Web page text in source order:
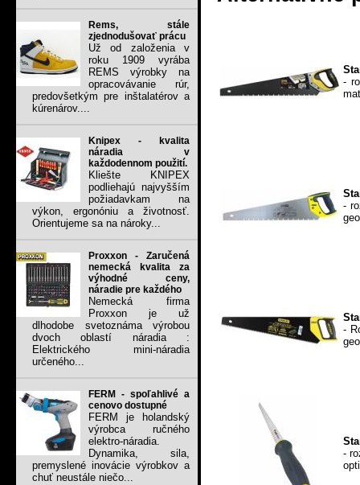
Rems, stále
zjednodušovať prácu
Už od založenia v
roku 1909 vyrába
REMS výrobky na
opracovávanie rúr,
predovšetkým pre inštalatérov a
kúrenárov....
Knipex - kvalita
náradia v
každodennom použití.
Kliešte KNIPEX
podliehajú najvyšším
požiadavkam na
výkon, ergonóniu a životnosť.
Orientujeme sa na nároky...
Proxxon - Zaručená
nemecká kvalita za
výhodné ceny,
náradie pre každého
Nemecká firma
Proxxon je už
dlhodobe svetoznáma výrobou
dvoch oblastí náradia :
Elektrického mini-náradia
určeného...
FERM - spoľahlivé a
cenovo dostupné
FERM je holandský
výrobca ručného
elektro-náradia.
Dynamika, sila,
premyslené inovácie výrobkov a
chuť neustále niečo...
-
-
-
-